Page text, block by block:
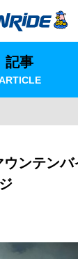
記事
ウンテン